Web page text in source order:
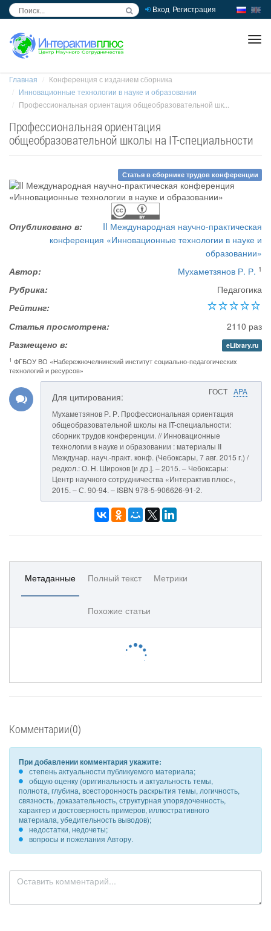
Вход Регистрация
Главная
Конференция с изданием сборника
Инновационные технологии в науке и образовании
Профессиональная ориентация общеобразовательной шк...
Профессиональная ориентация
общеобразовательной школы на IT-специальности
Статья в сборнике трудов конференции
Опубликовано в:
II Международная научно-практическая
конференция «Инновационные технологии в науке и
образовании»
Автор:
Мухаметзянов Р. Р. 1
Рубрика:
Педагогика
Рейтинг:
Статья просмотрена:
2110 раз
Размещено в:
eLibrary.ru
1 ФГБОУ ВО «Набережночелнинский институт социально-педагогических
технологий и ресурсов»
ГОСТ APA
Для цитирования:
Мухаметзянов Р. Р. Профессиональная ориентация
общеобразовательной школы на IT-специальности:
сборник трудов конференции. // Инновационные
технологии в науке и образовании : материалы II
Междунар. науч.-практ. конф. (Чебоксары, 7 авг. 2015 г.) /
редкол.: О. Н. Широков [и др.]. – 2015. – Чебоксары:
Центр научного сотрудничества «Интерактив плюс»,
2015. – С. 90-94. – ISBN 978-5-906626-91-2.
Метаданные Полный текст Метрики
Похожие статьи
Комментарии(0)
При добавлении комментария укажите:
степень актуальности публикуемого материала;
общую оценку (оригинальность и актуальность темы,
полнота, глубина, всесторонность раскрытия темы, логичность,
связность, доказательность, структурная упорядоченность,
характер и достоверность примеров, иллюстративного
материала, убедительность выводов);
недостатки, недочеты;
вопросы и пожелания Автору.